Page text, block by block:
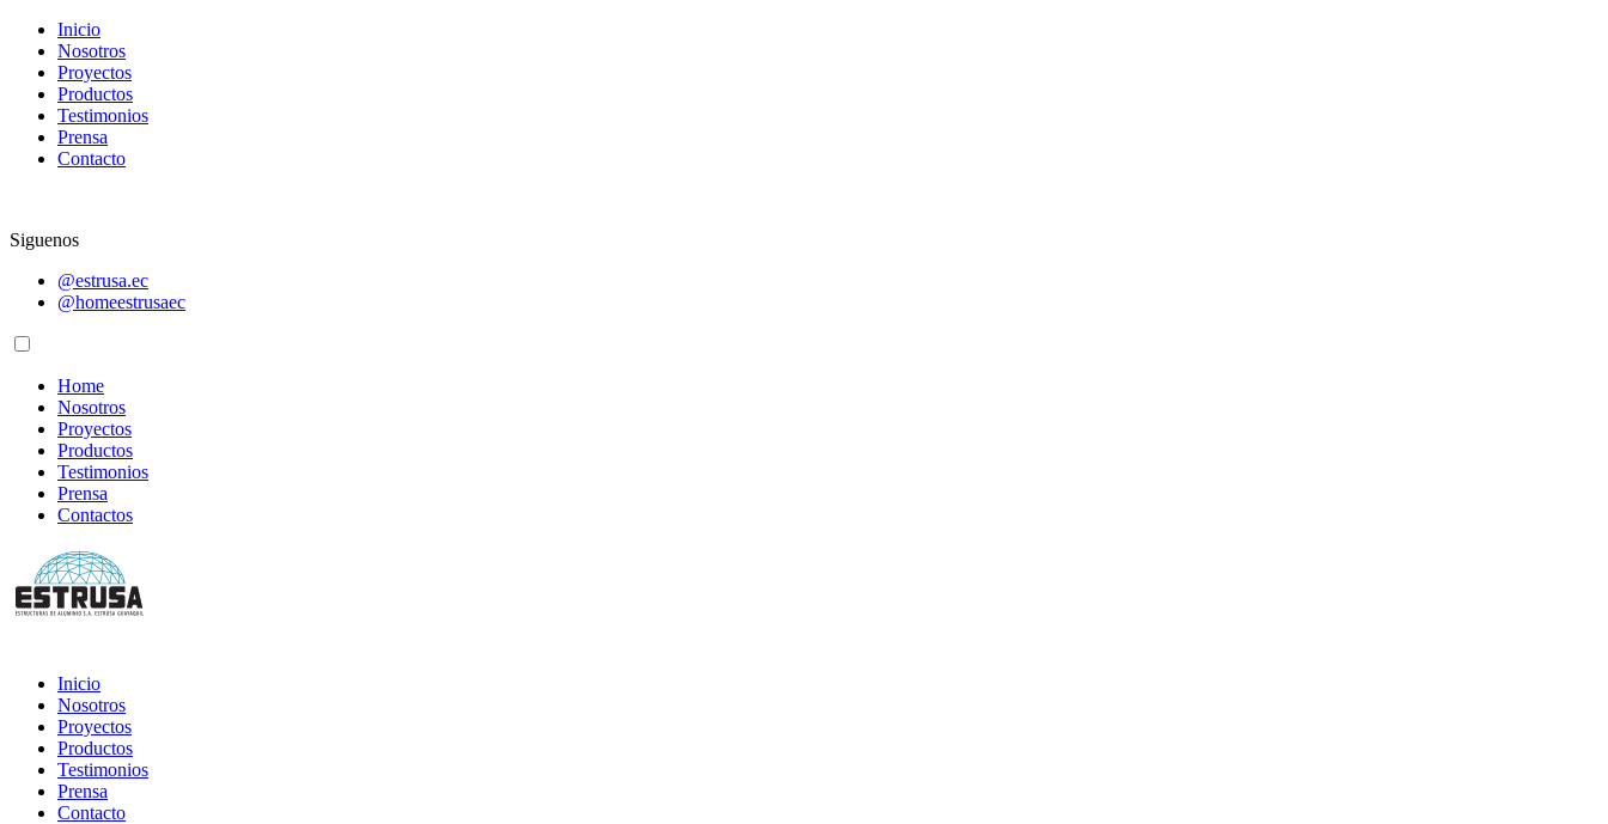
Inicio
Nosotros
Proyectos
Productos
Testimonios
Prensa
Contacto
Siguenos
@estrusa.ec
@homeestrusaec
Home
Nosotros
Proyectos
Productos
Testimonios
Prensa
Contactos
Inicio
Nosotros
Proyectos
Productos
Testimonios
Prensa
Contacto